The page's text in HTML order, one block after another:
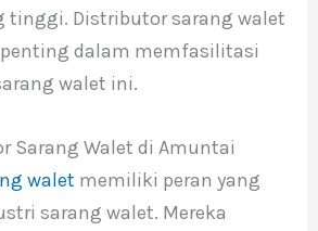
tinggi. Distributor sarang walet
dalam memfasilitasi
walet ini.
Sarang Walet di Amuntai
walet memiliki peran yang
sarang walet. Mereka